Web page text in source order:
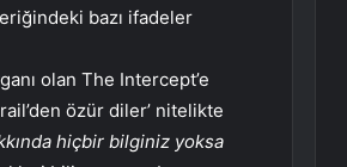
bazı ifadeler
olan The Intercept’e
özür diler’ nitelikte
hiçbir bilginiz yoksa